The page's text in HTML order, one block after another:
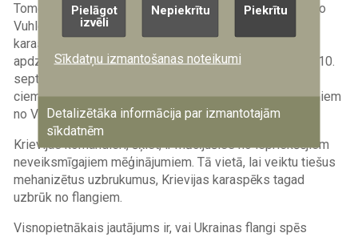
Tomēr septembra sākumā Krievijas karaspēks netālu no
Vuhledaras veica vairākus pretuzbrukumus. Krievijas
karaspēks guva panākumus pie Hirņikas un Ukrainskas
apdzīvotajām vietām. Krievijas Aizsardzības ministrija 10.
septembrī paziņoja, ka tās spēki ir ieņēmuši Vodiānas
ciemu, kas atrodas tikai 6 kilometrus uz ziemeļaustrumiem
no Vuhledaras.
Krievijas komandieri, šķiet, ir mācījušies no iepriekšējiem
neveiksmīgajiem mēģinājumiem. Tā vietā, lai veiktu tiešus
mehanizētus uzbrukumus, Krievijas karaspēks tagad
uzbrūk no flangiem.
Visnopietnākais jautājums ir, vai Ukrainas flangi spēs
Pielāgot
izvēli
Nepiekrītu Piekrītu
Sīkdatņu izmantošanas noteikumi
Detalizētāka informācija par izmantotajām
sīkdatnēm